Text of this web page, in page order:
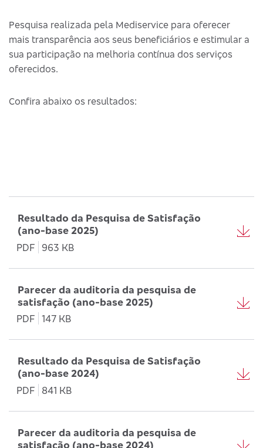
Pesquisa realizada pela Mediservice para oferecer
mais transparência aos seus beneficiários e estimular a
sua participação na melhoria contínua dos serviços
oferecidos.
Confira abaixo os resultados:
Resultado da Pesquisa de Satisfação
(ano-base 2025)
PDF
963 KB
Parecer da auditoria da pesquisa de
satisfação (ano-base 2025)
PDF 147 KB
Resultado da Pesquisa de Satisfação
(ano-base 2024)
PDF
841 KB
Parecer da auditoria da pesquisa de
satisfação (ano-base 2024)